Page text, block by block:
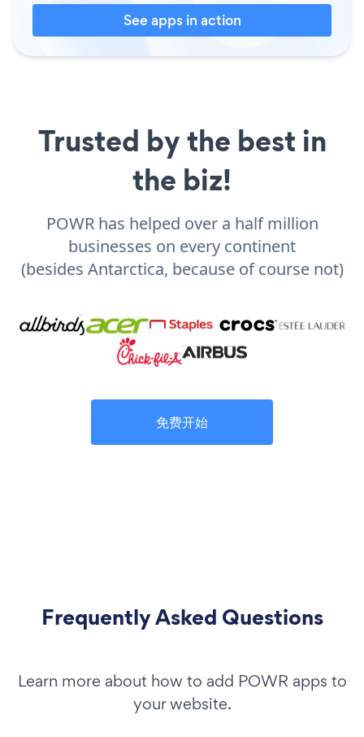
See apps in action
Trusted by the best in
the biz!
POWR has helped over a half million
businesses on every continent
(besides Antarctica, because of course not)
免费开始
Frequently Asked Questions
Learn more about how to add POWR apps to
your website.